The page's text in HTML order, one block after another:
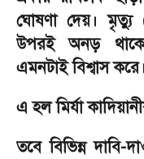
ঘোষণা দেয়।
উপরই অনড়
এমনটাই বিশ্বাস করে।
এ হল মির্যা
তবে বিভিন্ন দাবি-